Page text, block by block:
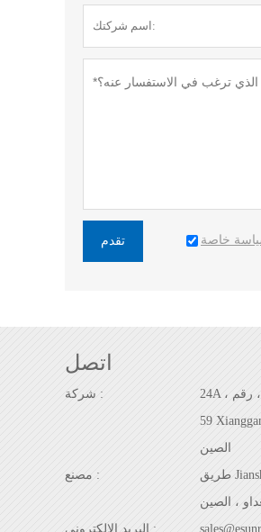
تقدم خاصة
اتصل
شركة :
24A ، مركز تشينغداو المالي الدولي ، رقم
59 Xianggang Middle Road ، تشينغداو ،
الصين
مصنع :
طريق Jianshe ، مدينة Jiulong ، Jiaozhou ،
، الصين
البريد الإلكتروني :